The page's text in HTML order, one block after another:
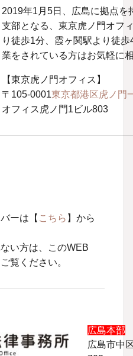
2019年1月5日、広島に拠点を
支部となる、東京虎ノ門オフ
り徒歩1分、霞ヶ関駅より徒
業をされている方はお気軽に
【東京虎ノ門オフィス】
〒105-0001東京都港区虎ノ門
オフィス虎ノ門1ビル803
ーは【 こちら 】から
い方は、このWEB
覧ください。
広島本部
広島市中